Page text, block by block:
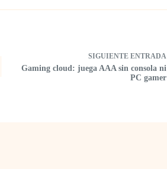
SIGUIENTE ENTRADA
Gaming cloud: juega AAA sin consola ni
PC gamer